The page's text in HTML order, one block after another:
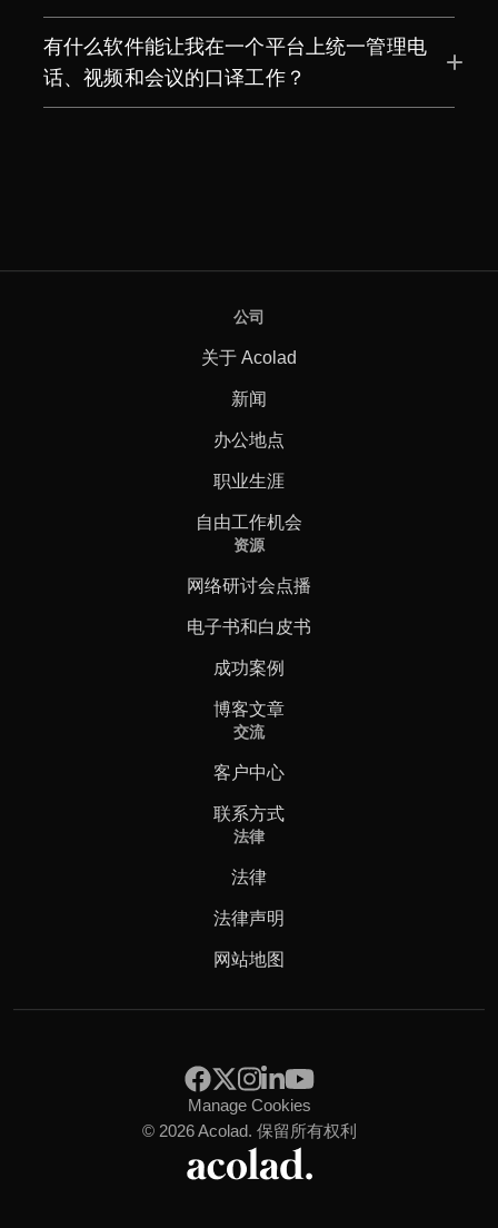
有什么软件能让我在一个平台上统一管理电
话、视频和会议的口译工作？
公司
关于 Acolad
新闻
办公地点
职业生涯
自由工作机会
资源
网络研讨会点播
电子书和白皮书
成功案例
博客文章
交流
客户中心
联系方式
法律
法律
法律声明
网站地图
© 2026 Acolad. 保留所有权利
Manage Cookies